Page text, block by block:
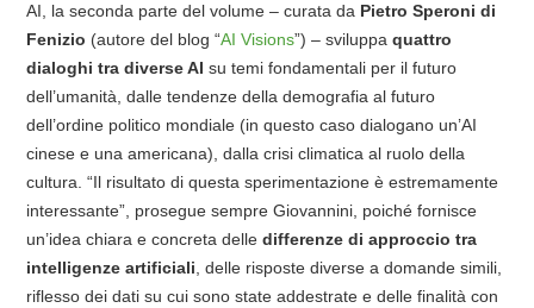
AI, la seconda parte del volume – curata da Pietro Speroni di
Fenizio (autore del blog “AI Visions”) – sviluppa quattro
dialoghi tra diverse AI su temi fondamentali per il futuro
dell’umanità, dalle tendenze della demografia al futuro
dell’ordine politico mondiale (in questo caso dialogano un’AI
cinese e una americana), dalla crisi climatica al ruolo della
cultura. “Il risultato di questa sperimentazione è estremamente
interessante”, prosegue sempre Giovannini, poiché fornisce
un’idea chiara e concreta delle differenze di approccio tra
intelligenze artificiali , delle risposte diverse a domande simili,
riflesso dei dati su cui sono state addestrate e delle finalità con